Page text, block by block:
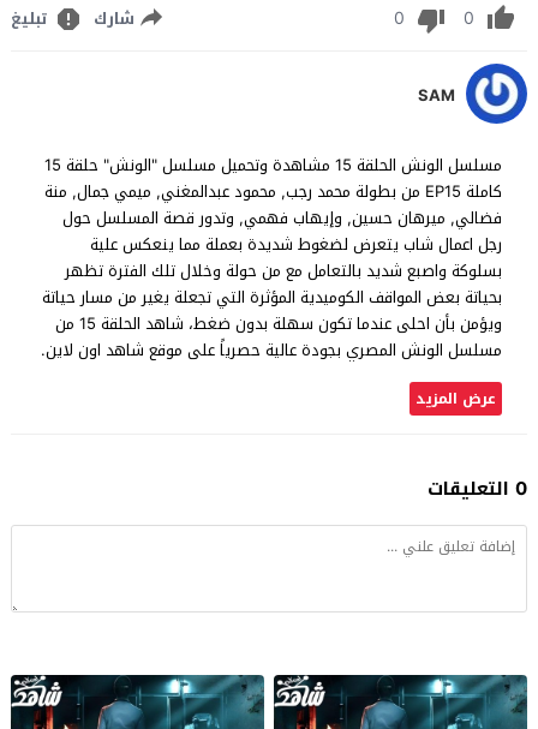
0
0 شارك تبليغ
SAM
مسلسل الونش الحلقة 15 مشاهدة وتحميل مسلسل "الونش" حلقة 15
كاملة EP15 من بطولة محمد رجب, محمود عبدالمغني, ميمي جمال, منة
فضالي, ميرهان حسين, وإيهاب فهمي, وتدور قصة المسلسل حول
رجل اعمال شاب يتعرض لضغوط شديدة بعملة مما ينعكس علية
بسلوكة واصبع شديد بالتعامل مع من حولة وخلال تلك الفترة تظهر
بحياتة بعض المواقف الكوميدية المؤثرة التي تجعلة يغير من مسار حياتة
ويؤمن بأن احلى عندما تكون سهلة بدون ضغط، شاهد الحلقة 15 من
مسلسل الونش المصري بجودة عالية حصرياً على موقع شاهد اون لاين.
عرض المزيد
0 التعليقات